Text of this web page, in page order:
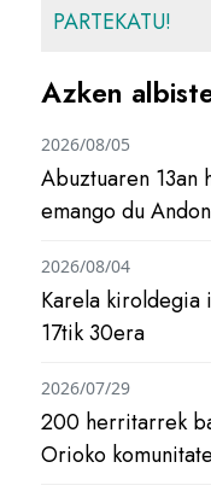
PARTEKATU!
Azken
Abuztuaren 13an
emango du
2026/08/05
Karela kiroldegia
17tik 30era
2026/08/04
200 herritarrek
Orioko
2026/07/29